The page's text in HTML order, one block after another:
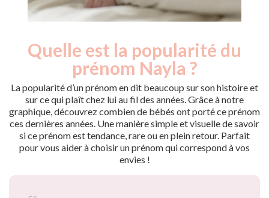
Quelle est la popularité du
prénom Nayla ?
La popularité d’un prénom en dit beaucoup sur son histoire et
sur ce qui plaît chez lui au fil des années. Grâce à notre
graphique, découvrez combien de bébés ont porté ce prénom
ces dernières années. Une manière simple et visuelle de savoir
si ce prénom est tendance, rare ou en plein retour. Parfait
pour vous aider à choisir un prénom qui correspond à vos
envies !
Année
Nouveaux-
nés
2010
12
2011
20
2012
13
2013
20
2014
31
2015
28